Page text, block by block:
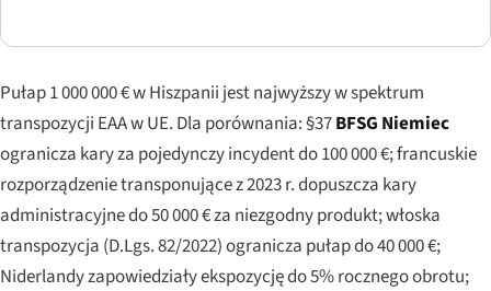
Pułap 1 000 000 € w Hiszpanii jest najwyższy w spektrum
transpozycji EAA w UE. Dla porównania: §37BFSG Niemiec
ogranicza kary za pojedynczy incydent do 100 000 €; francuskie
rozporządzenie transponujące z 2023 r. dopuszcza kary
administracyjne do 50 000 € za niezgodny produkt; włoska
transpozycja (D.Lgs. 82/2022) ogranicza pułap do 40 000 €;
Niderlandy zapowiedziały ekspozycję do 5% rocznego obrotu;